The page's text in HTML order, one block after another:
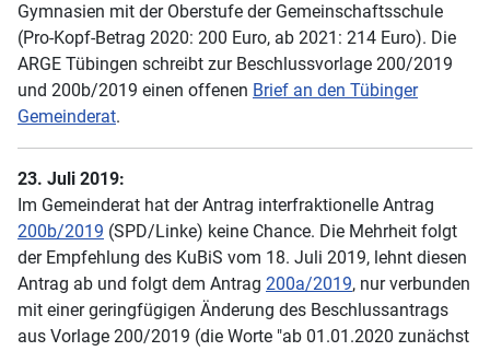
Gymnasien mit der Oberstufe der Gemeinschaftsschule
(Pro-Kopf-Betrag 2020: 200 Euro, ab 2021: 214 Euro). Die
ARGE Tübingen schreibt zur Beschlussvorlage 200/2019
und 200b/2019 einen offenen Brief an den Tübinger
Gemeinderat.
23. Juli 2019:
Im Gemeinderat hat der Antrag interfraktionelle Antrag
200b/2019 (SPD/Linke) keine Chance. Die Mehrheit folgt
der Empfehlung des KuBiS vom 18. Juli 2019, lehnt diesen
Antrag ab und folgt dem Antrag 200a/2019, nur verbunden
mit einer geringfügigen Änderung des Beschlussantrags
aus Vorlage 200/2019 (die Worte "ab 01.01.2020 zunächst